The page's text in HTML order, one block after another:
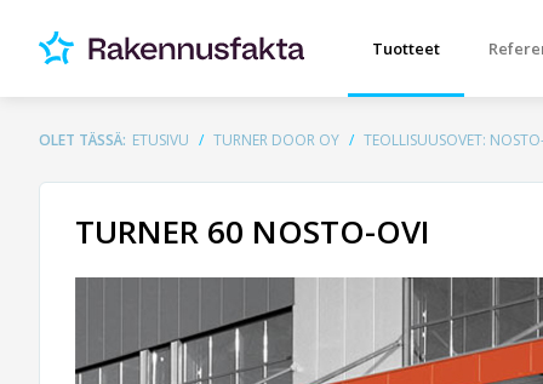
Tuotteet
OLET TÄSSÄ: ETUSIVU TURNER DOOR OY TEOLLISUUSOVET:
TURNER 60 NOSTO-OVI